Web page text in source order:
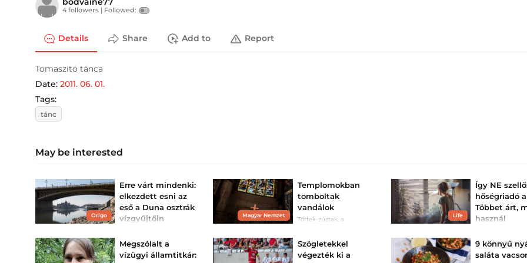
4 followers | Followed:
Details Share Add to Report
Tomaszitó tánca
Date: 2011. 06. 01.
Tags:
tánc
May be interested
Origo
Erre várt mindenki:
elkezdett esni az
eső a Duna osztrák
vízgyűjtőin
vízszintemelkedést
okozhat a Duna
magyarországi szakaszán
Magyar Nemzet
Templomokban
tomboltak
vandálok
Törtek-zúztak, a
Life
Így NE
hőségriadó
Többet árt,
használ
amikor szívesen
az ablakot. A
azonban nem
Megszólalt a
vízügyi államtitkár:
Szögletekkel
végezték ki a
9 könnyű
saláta